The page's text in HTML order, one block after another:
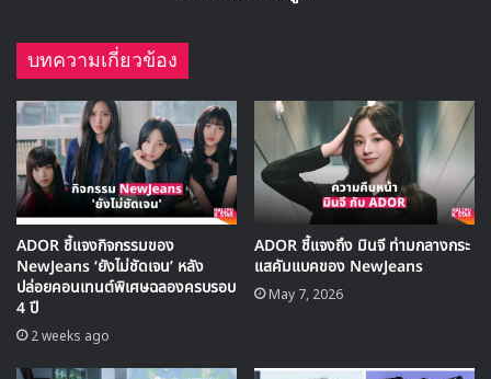
36 OH MY GIRL
38 Crush
39 โดคยองซู
40 PSY
41 Highlight
42 คังดาเนียล
43 จางมินโฮ
44 คิมฮีแจ
45 JANNABI